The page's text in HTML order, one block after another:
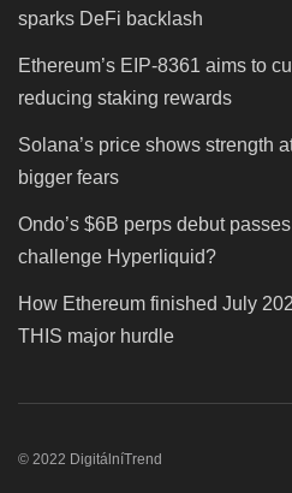
sparks DeFi backlash
Ethereum’s EIP-8361 aims to
reducing staking rewards
Solana’s price shows strength
bigger fears
Ondo’s $6B perps debut
challenge Hyperliquid?
How Ethereum finished July
THIS major hurdle
© 2022 DigitálníTrend